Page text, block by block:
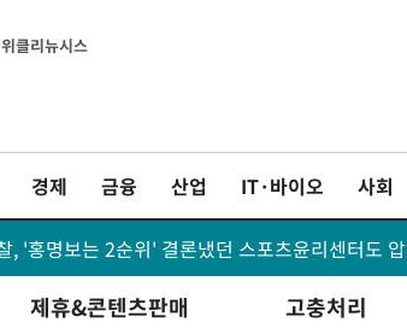
위클리뉴시스
경제 금융 산업 IT·바이오 사회
, '홍명보는 2순위' 결론냈던 스포츠윤리센터도
日방위성, 北이 동해로 쏜 발사체는 탄도미사일 가능성
제휴&콘텐츠판매 고충처리